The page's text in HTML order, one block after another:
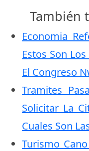
También
Economia
Estos Son
El Congreso
Tramites
Solicitar La
Cuales Son
Turismo